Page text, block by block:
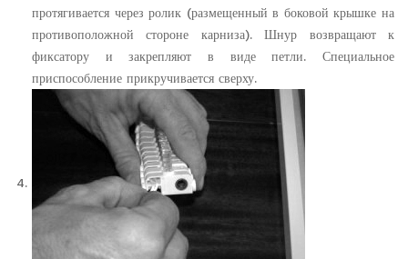
протягивается через ролик (размещенный в боковой крышке на
противоположной стороне карниза). Шнур возвращают к
фиксатору и закрепляют в виде петли. Специальное
приспособление прикручивается сверху.